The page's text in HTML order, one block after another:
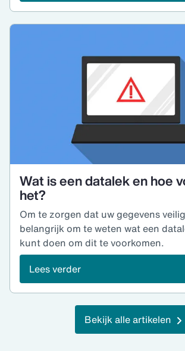
Wat is een datalek en hoe
het?
Om te zorgen dat uw gegevens
belangrijk om te weten wat een
kunt doen om dit te voorkomen.
Lees verder
Bekijk alle artikelen